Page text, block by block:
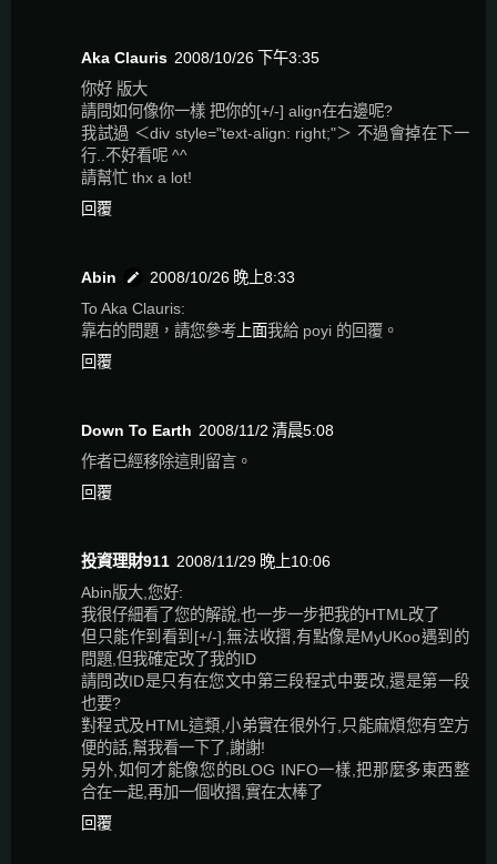
Aka Clauris 2008/10/26 下午3:35
你好 版大
請問如何像你一樣 把你的[+/-] align在右邊呢?
我試過 ＜div style="text-align: right;"＞ 不過會掉在下一
行..不好看呢 ^^
請幫忙 thx a lot!
回覆
Abin
2008/10/26 晚上8:33
To Aka Clauris:
靠右的問題，請您參考 上面我給 poyi 的回覆。
回覆
Down To Earth 2008/11/2 清晨5:08
作者已經移除這則留言。
回覆
投資理財911 2008/11/29 晚上10:06
Abin版大,您好:
我很仔細看了您的解說,也一步一步把我的HTML改了
但只能作到看到[+/-],無法收摺,有點像是MyUKoo遇到的
問題,但我確定改了我的ID
請問改ID是只有在您文中第三段程式中要改,還是第一段
也要?
對程式及HTML這類,小弟實在很外行,只能麻煩您有空方
便的話,幫我看一下了,謝謝!
另外,如何才能像您的BLOG INFO一樣,把那麼多東西整
合在一起,再加一個收摺,實在太棒了
回覆